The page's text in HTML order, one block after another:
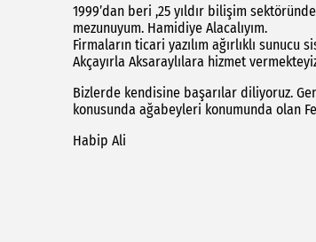
1999’dan beri ,25 yıldır bilişim
mezunuyum. Hamidiye Alacalıyım.
Firmaların ticari yazılım ağırlıklı
Akçayırla Aksaraylılara hizmet
Bizlerde kendisine başarılar diliyoruz.
konusunda ağabeyleri konumunda olan
Habip Ali